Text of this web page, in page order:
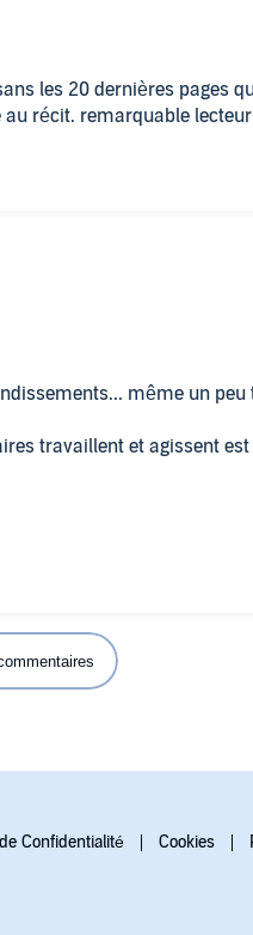
les 20 dernières pages
récit. remarquable
même un peu
travaillent et agissent est
peut prendre certaines
d'essayer de faire
Confidentialité Cookies